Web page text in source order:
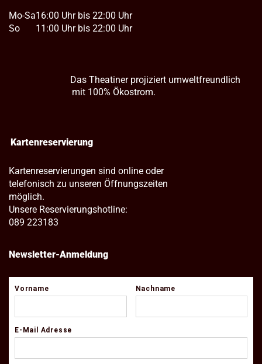
Mo-Sa
So
16:00 Uhr bis 22:00 Uhr
11:00 Uhr bis 22:00 Uhr
Das Theatiner projiziert umweltfreundlich
mit 100% Ökostrom.
Kartenreservierung
Kartenreservierungen sind online oder
telefonisch zu unseren Öffnungszeiten
möglich.
Unsere Reservierungshotline:
089 223183
Newsletter-Anmeldung